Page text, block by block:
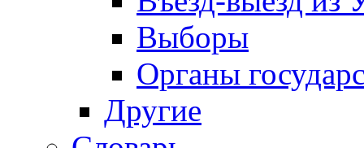
Выборы
Органы
Другие